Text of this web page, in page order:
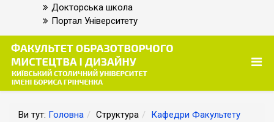
Докторська школа
Портал Університету
Ви тут: Головна Структура
Кафедри Факультету